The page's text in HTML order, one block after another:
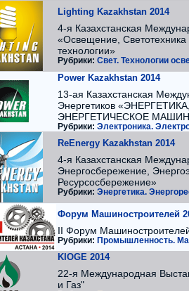
Lighting Kazakhstan 2014
4-я Казахстанская
«Освещение,
технологии»
Рубрики: Свет. Технологии
Power Kazakhstan 2014
13-ая Казахстанская
Энергетиков
ЭНЕРГЕТИЧЕСКОЕ
Рубрики: Электроника.
ReEnergy Kazakhstan 2014
4-я Казахстанская
Энергосбережение,
Ресурсосбережение»
Рубрики: Энергетика.
Форум Машиностроителей
II Форум
Рубрики: Промышленность.
KIOGE 2014
22-я Международная
и Газ"